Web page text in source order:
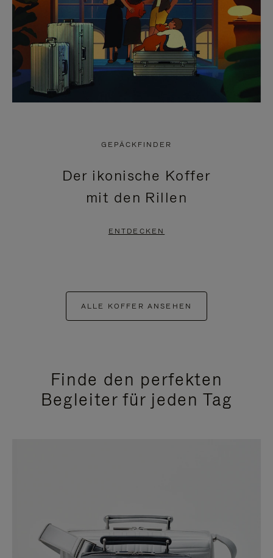
GEPÄCKFINDER
Der ikonische Koffer
mit den Rillen
ENTDECKEN
ALLE KOFFER ANSEHEN
Finde den perfekten
Begleiter für jeden Tag